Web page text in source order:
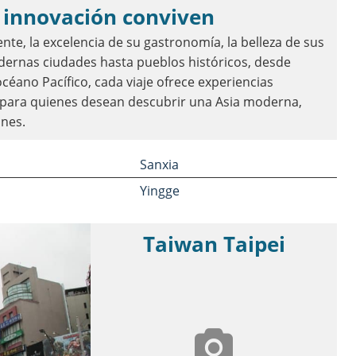
innovación conviven
la excelencia de su gastronomía, la belleza de sus
ciudades hasta pueblos históricos, desde
Pacífico, cada viaje ofrece experiencias
quienes desean descubrir una Asia moderna,
Sanxia
Yingge
Taiwan Taipei